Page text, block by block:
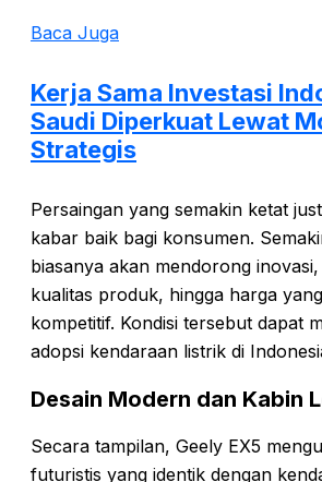
Baca Juga
Kerja Sama Investasi
Saudi Diperkuat Lewat
Strategis
Persaingan yang semakin ketat
kabar baik bagi konsumen.
biasanya akan mendorong
kualitas produk, hingga harga
kompetitif. Kondisi tersebut dapat
adopsi kendaraan listrik di
Desain Modern dan Kabin
Secara tampilan, Geely EX5
futuristis yang identik dengan